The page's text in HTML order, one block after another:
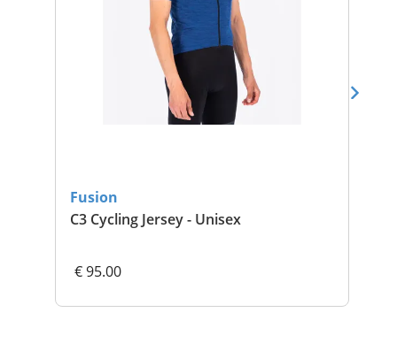
Fusion
C3 Cycling Jersey - Unisex
€ 95.00